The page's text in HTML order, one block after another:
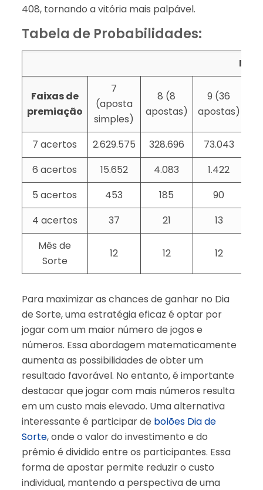
408, tornando a vitória mais palpável.
Tabela de Probabilidades:
Faixas de
premiação
7
(aposta
simples)
8 (8
apostas)
9 (36
apostas)
7 acertos 2.629.575 328.696 73.043
6 acertos
15.652 4.083 1.422
5 acertos
453 185
90
4 acertos
37 21
13
Mês de
Sorte
12 12 12
Para maximizar as chances de ganhar no Dia
de Sorte, uma estratégia eficaz é optar por
jogar com um maior número de jogos e
números. Essa abordagem matematicamente
aumenta as possibilidades de obter um
resultado favorável. No entanto, é importante
destacar que jogar com mais números resulta
em um custo mais elevado. Uma alternativa
interessante é participar de bolões Dia de
Sorte, onde o valor do investimento e do
prêmio é dividido entre os participantes. Essa
forma de apostar permite reduzir o custo
individual, mantendo a perspectiva de uma